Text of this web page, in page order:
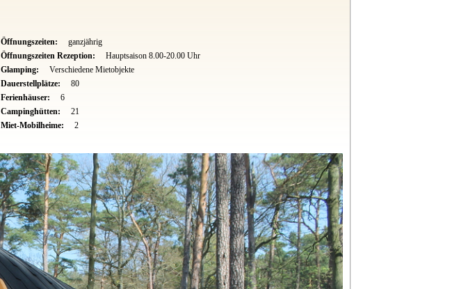
Öffnungszeiten:
ganzjährig
Öffnungszeiten Rezeption:
Hauptsaison 8.00-20.00 Uhr
Glamping:
Verschiedene Mietobjekte
Dauerstellplätze:
80
Ferienhäuser:
6
Campinghütten:
21
Miet-Mobilheime:
2